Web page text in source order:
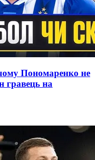
Пономаренко не
гравець на